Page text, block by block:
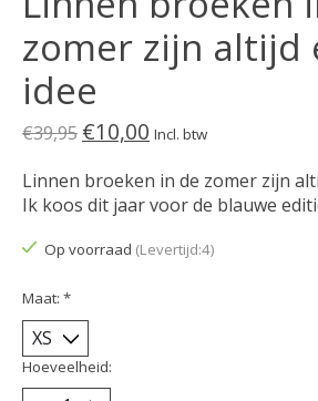
zomer zijn altijd
idee
€39,95 €10,00 Incl. btw
Linnen broeken in de zomer zijn
Ik koos dit jaar voor de blauwe
Op voorraad (Levertijd:4)
Maat: *
Hoeveelheid: